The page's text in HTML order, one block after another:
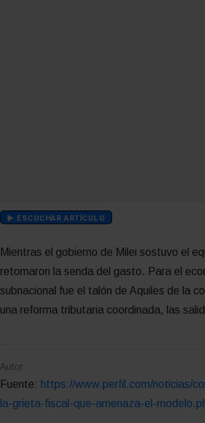
ESCUCHAR ARTÍCULO
Mientras el gobierno de Milei sostuvo el
retomaron la senda del gasto. Para el
subnacional fue el talón de Aquiles de la
una reforma tributaria coordinada, las
Autor:
Fuente: https://www.perfil.com/noticias/
la-grieta-fiscal-que-amenaza-el-